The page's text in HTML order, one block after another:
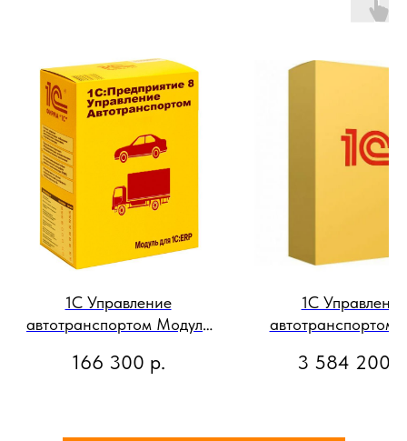
1С Управление
автотранспортом Модуль
поставка
166 300 р.
1С Управление
автотранспортом
300 рабочих
3 584 200